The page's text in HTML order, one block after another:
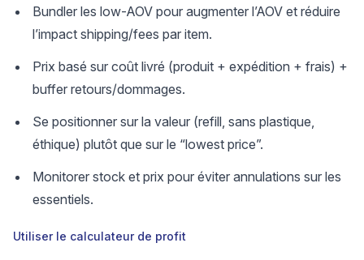
Bundler les low-AOV pour augmenter l’AOV et réduire
l’impact shipping/fees par item.
Prix basé sur coût livré (produit + expédition + frais) +
buffer retours/dommages.
Se positionner sur la valeur (refill, sans plastique,
éthique) plutôt que sur le “lowest price”.
Monitorer stock et prix pour éviter annulations sur les
essentiels.
Utiliser le calculateur de profit